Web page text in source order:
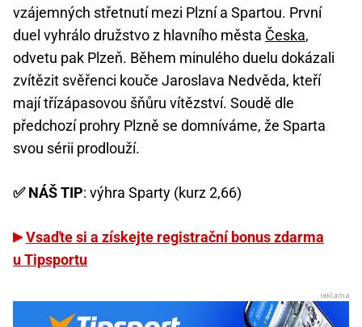
vzájemných střetnutí mezi Plzní a Spartou. První
duel vyhrálo družstvo z hlavního města Česka,
odvetu pak Plzeň. Během minulého duelu dokázali
zvítězit svěřenci kouče Jaroslava Nedvěda, kteří
mají třízápasovou šňůru vítězství. Soudě dle
předchozí prohry Plzně se domníváme, že Sparta
svou sérii prodlouží.
✅ NÁŠ TIP: výhra Sparty (kurz 2,66)
Vsaďte si a získejte registrační bonus zdarma
u Tipsportu